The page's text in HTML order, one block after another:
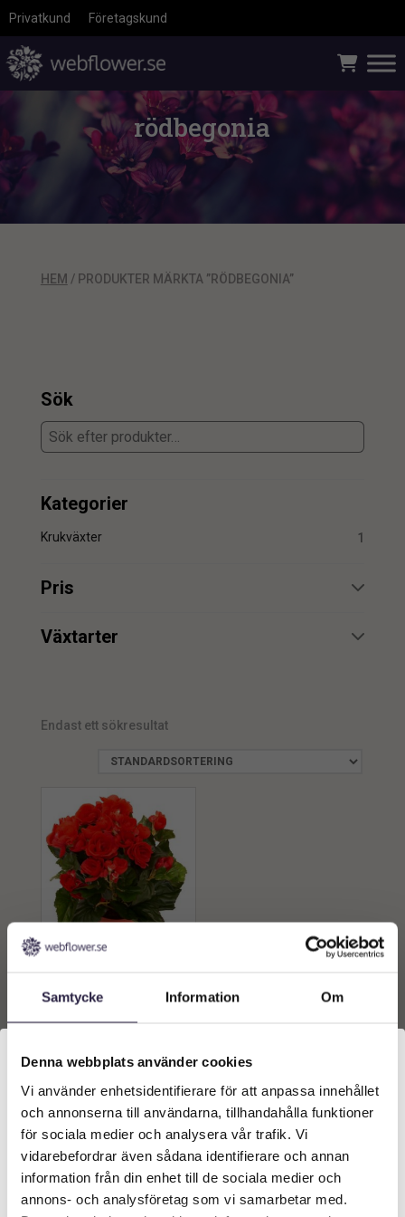
Samtycke Information Om
Denna webbplats använder cookies
Vi använder enhetsidentifierare för att anpassa innehållet
och annonserna till användarna, tillhandahålla funktioner
för sociala medier och analysera vår trafik. Vi
vidarebefordrar även sådana identifierare och annan
information från din enhet till de sociala medier och
annons- och analysföretag som vi samarbetar med.
Privatkund Företagskund
rödbegonia
HEM / PRODUKTER MÄRKTA ”RÖDBEGONIA”
Sök
Kategorier
Krukväxter 1
Pris
min.
min.
Växtarter
Endast ett sökresultat
299
Lägg till i
Välkommen till Webflower
Vilken typ av kund är du? Du kan alltid justera ditt val
längst upp på sidan.
Företagskund (exkl. moms)